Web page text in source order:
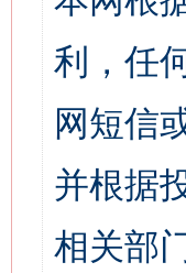
利，任
网短信
并根据
相关部